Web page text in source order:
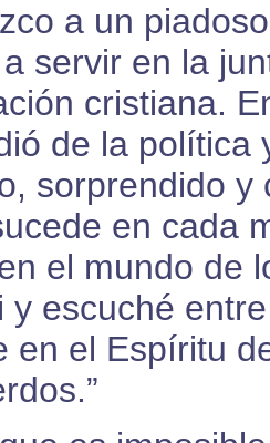
a un
servir en la
cristiana.
de la política
sorprendido
en cada
el mundo de
y escuché
en el Espíritu